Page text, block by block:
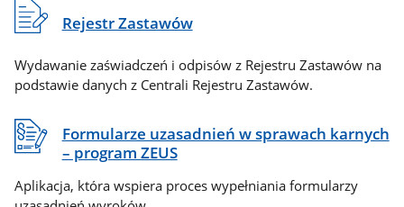
Rejestr Zastawów
Wydawanie zaświadczeń i odpisów z Rejestru Zastawów na
podstawie danych z Centrali Rejestru Zastawów.
Formularze uzasadnień w sprawach karnych
– program ZEUS
Aplikacja, która wspiera proces wypełniania formularzy